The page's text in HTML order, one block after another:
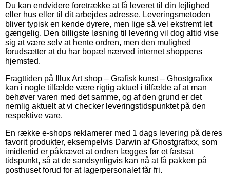
Du kan endvidere foretrække at få leveret til din lejlighed
eller hus eller til dit arbejdes adresse. Leveringsmetoden
bliver typisk en kende dyrere, men lige så vel ekstremt let
gængelig. Den billigste løsning til levering vil dog altid vise
sig at være selv at hente ordren, men den mulighed
forudsætter at du har bopæl nærved internet shoppens
hjemsted.
Fragttiden på Illux Art shop – Grafisk kunst – Ghostgrafixx
kan i nogle tilfælde være rigtig aktuel i tilfælde af at man
behøver varen med det samme, og af den grund er det
nemlig aktuelt at vi checker leveringstidspunktet på den
respektive vare.
En række e-shops reklamerer med 1 dags levering på deres
favorit produkter, eksempelvis Darwin af Ghostgrafixx, som
imidlertid er påkrævet at ordren lægges før et fastsat
tidspunkt, så at de sandsynligvis kan nå at få pakken på
posthuset forud for at lagerpersonalet får fri.